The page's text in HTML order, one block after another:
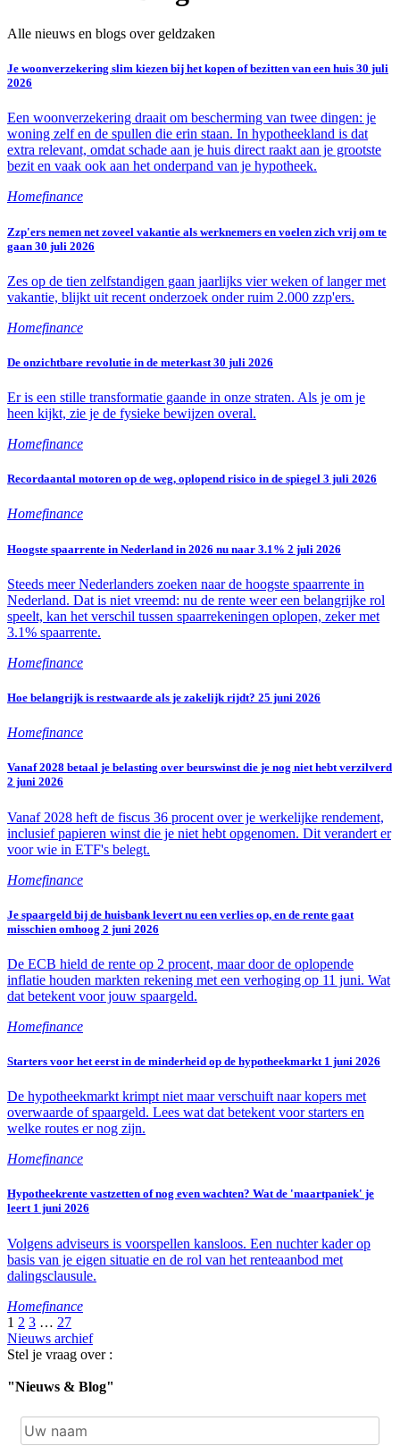
Alle nieuws en blogs over geldzaken
Je woonverzekering slim kiezen bij het kopen of bezitten van een huis 30 juli
2026
Een woonverzekering draait om bescherming van twee dingen: je
woning zelf en de spullen die erin staan. In hypotheekland is dat
extra relevant, omdat schade aan je huis direct raakt aan je grootste
bezit en vaak ook aan het onderpand van je hypotheek.
Homefinance
Zzp'ers nemen net zoveel vakantie als werknemers en voelen zich vrij om te
gaan 30 juli 2026
Zes op de tien zelfstandigen gaan jaarlijks vier weken of langer met
vakantie, blijkt uit recent onderzoek onder ruim 2.000 zzp'ers.
Homefinance
De onzichtbare revolutie in de meterkast 30 juli 2026
Er is een stille transformatie gaande in onze straten. Als je om je
heen kijkt, zie je de fysieke bewijzen overal.
Homefinance
Recordaantal motoren op de weg, oplopend risico in de spiegel 3 juli 2026
Homefinance
Hoogste spaarrente in Nederland in 2026 nu naar 3.1% 2 juli 2026
Steeds meer Nederlanders zoeken naar de hoogste spaarrente in
Nederland. Dat is niet vreemd: nu de rente weer een belangrijke rol
speelt, kan het verschil tussen spaarrekeningen oplopen, zeker met
3.1% spaarrente.
Homefinance
Hoe belangrijk is restwaarde als je zakelijk rijdt? 25 juni 2026
Homefinance
Vanaf 2028 betaal je belasting over beurswinst die je nog niet hebt verzilverd
2 juni 2026
Vanaf 2028 heft de fiscus 36 procent over je werkelijke rendement,
inclusief papieren winst die je niet hebt opgenomen. Dit verandert er
voor wie in ETF's belegt.
Homefinance
Je spaargeld bij de huisbank levert nu een verlies op, en de rente gaat
misschien omhoog 2 juni 2026
De ECB hield de rente op 2 procent, maar door de oplopende
inflatie houden markten rekening met een verhoging op 11 juni. Wat
dat betekent voor jouw spaargeld.
Homefinance
Starters voor het eerst in de minderheid op de hypotheekmarkt 1 juni 2026
De hypotheekmarkt krimpt niet maar verschuift naar kopers met
overwaarde of spaargeld. Lees wat dat betekent voor starters en
welke routes er nog zijn.
Homefinance
Hypotheekrente vastzetten of nog even wachten? Wat de 'maartpaniek' je
leert 1 juni 2026
Volgens adviseurs is voorspellen kansloos. Een nuchter kader op
basis van je eigen situatie en de rol van het renteaanbod met
dalingsclausule.
Homefinance
1 2 3 … 27
Nieuws archief
Stel je vraag over :
"Nieuws & Blog"